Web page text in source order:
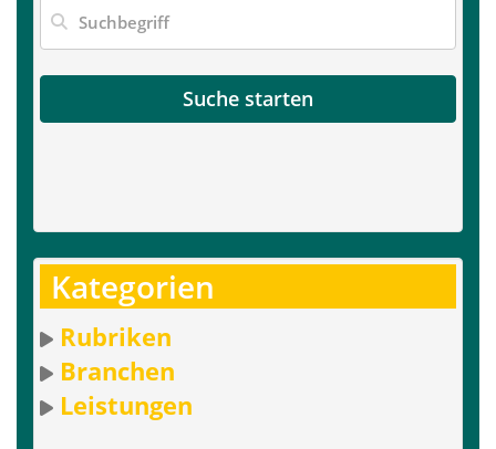
Suche starten
Kategorien
Rubriken
Branchen
Leistungen